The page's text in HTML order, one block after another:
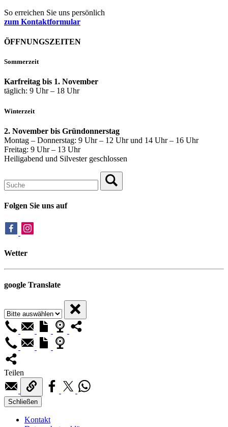
So erreichen Sie uns persönlich
zum Kontaktformular
ÖFFNUNGSZEITEN
Sommerzeit
Karfreitag bis 1. November
täglich: 9 Uhr – 18 Uhr
Winterzeit
2. November bis Gründonnerstag
Montag – Donnerstag: 9 Uhr – 12 Uhr und 14 Uhr – 16 Uhr
Freitag: 9 Uhr – 13 Uhr
Heiligabend und Silvester geschlossen
Folgen Sie uns auf
Wetter
google Translate
Teilen
Schließen
Kontakt